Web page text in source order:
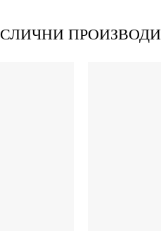
СЛИЧНИ ПРОИЗВОДИ